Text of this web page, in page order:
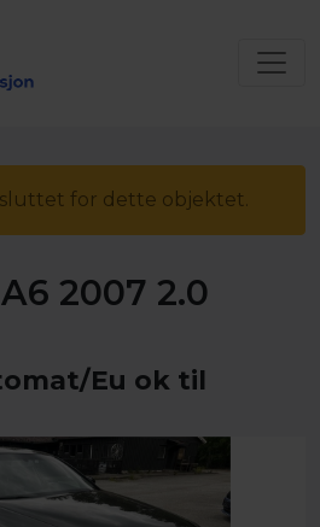
for dette objektet.
2007 2.0
Eu ok til